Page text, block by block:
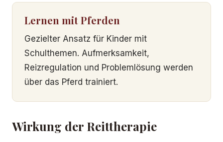
Lernen mit Pferden
Gezielter Ansatz für Kinder mit
Schulthemen. Aufmerksamkeit,
Reizregulation und Problemlösung werden
über das Pferd trainiert.
Wirkung der Reittherapie